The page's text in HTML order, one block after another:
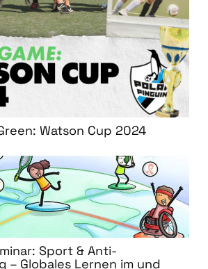
Watson Cup 2024
Sport & Anti-
– Globales Lernen im und